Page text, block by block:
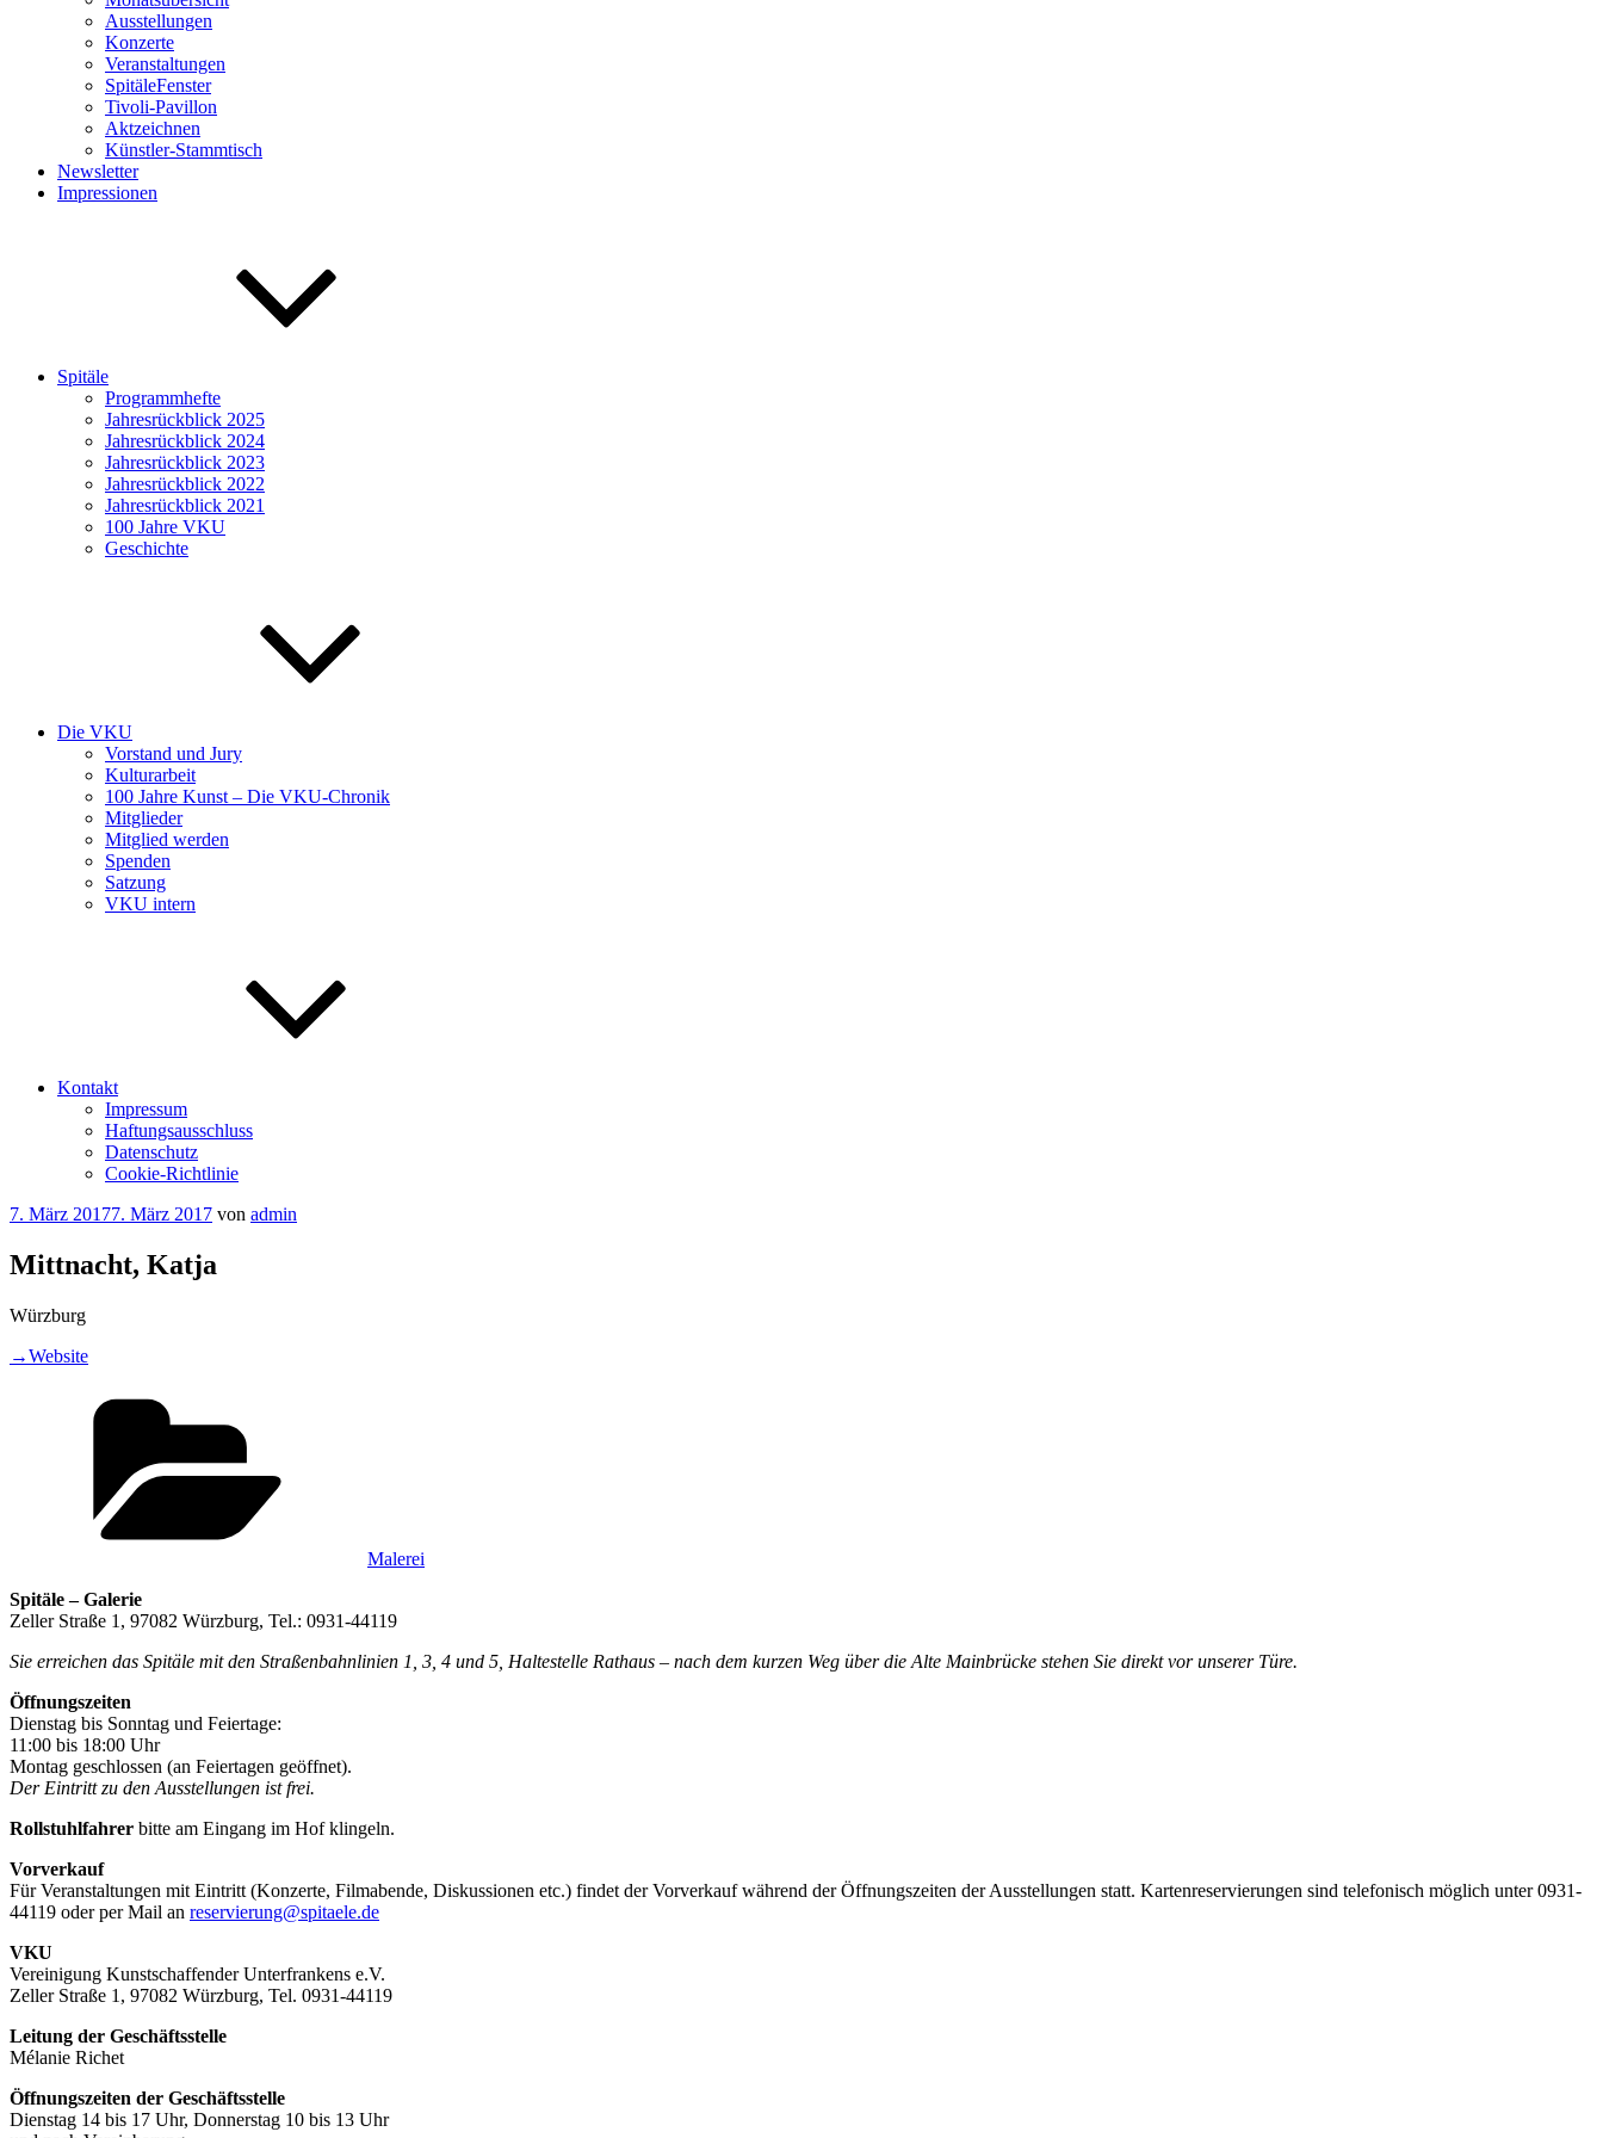
Ausstellungen
Konzerte
Veranstaltungen
SpitäleFenster
Tivoli-Pavillon
Aktzeichnen
Künstler-Stammtisch
Newsletter
Impressionen
Spitäle
Programmhefte
Jahresrückblick 2025
Jahresrückblick 2024
Jahresrückblick 2023
Jahresrückblick 2022
Jahresrückblick 2021
100 Jahre VKU
Geschichte
Die VKU
Vorstand und Jury
Kulturarbeit
100 Jahre Kunst – Die VKU-Chronik
Mitglieder
Mitglied werden
Spenden
Satzung
VKU intern
Kontakt
Impressum
Haftungsausschluss
Datenschutz
Cookie-Richtlinie
Veröffentlicht
7. März 20177. März 2017 von admin
Mittnacht, Katja
Würzburg
→Website
Malerei
Spitäle – Galerie
Zeller Straße 1, 97082 Würzburg, Tel.: 0931-44119
Sie erreichen das Spitäle mit den Straßenbahnlinien 1, 3, 4 und 5, Haltestelle Rathaus – nach dem kurzen Weg über die Alte Mainbrücke stehen Sie direkt vor unserer Türe.
Öffnungszeiten
Dienstag bis Sonntag und Feiertage:
11:00 bis 18:00 Uhr
Montag geschlossen (an Feiertagen geöffnet).
Der Eintritt zu den Ausstellungen ist frei.
Rollstuhlfahrer bitte am Eingang im Hof klingeln.
Vorverkauf
Für Veranstaltungen mit Eintritt (Konzerte, Filmabende, Diskussionen etc.) findet der Vorverkauf während der Öffnungszeiten der Ausstellungen statt. Kartenreservierungen sind telefonisch möglich unter 0931-
44119 oder per Mail an reservierung@spitaele.de
VKU
Vereinigung Kunstschaffender Unterfrankens e.V.
Zeller Straße 1, 97082 Würzburg, Tel. 0931-44119
Leitung der Geschäftsstelle
Mélanie Richet
Öffnungszeiten der Geschäftsstelle
Dienstag 14 bis 17 Uhr, Donnerstag 10 bis 13 Uhr